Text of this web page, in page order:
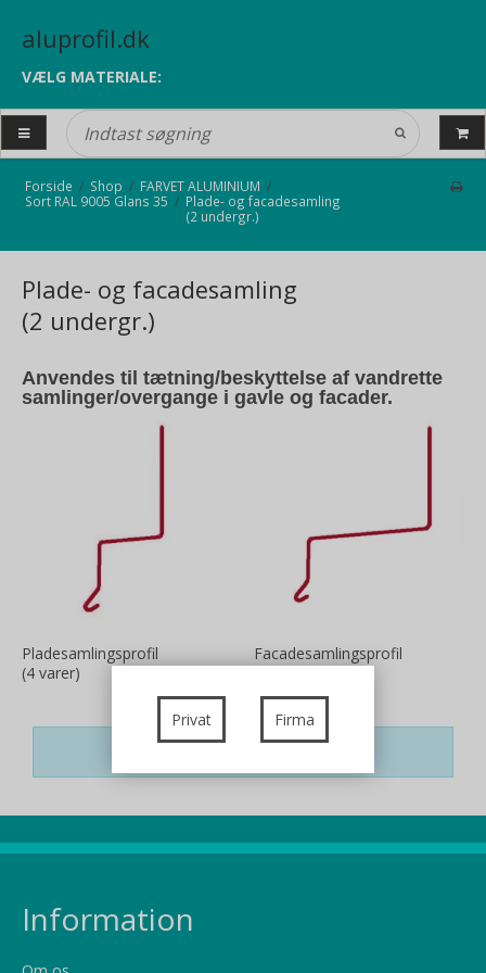
aluprofil.dk
VÆLG MATERIALE:
Forside / Shop / FARVET ALUMINIUM /
Sort RAL 9005 Glans 35 / Plade- og facadesamling
(2 undergr.)
Plade- og facadesamling
(2 undergr.)
Anvendes til tætning/beskyttelse af vandrette
samlinger/overgange i gavle og facader.
Pladesamlingsprofil
(4 varer)
Facadesamlingsprofil
(3 varer)
Information
Privat Firma